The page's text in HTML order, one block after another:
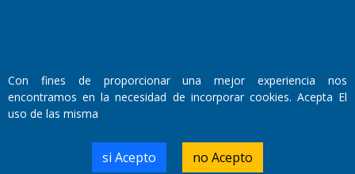
Miembro de ADIRA,ADEPA y CPPAL
Propietario: El Diario SRL
Director Periodístico:
Con fines de proporcionar una mejor experiencia nos
encontramos en la necesidad de incorporar cookies. Acepta El
uso de las misma
si Acepto no Acepto